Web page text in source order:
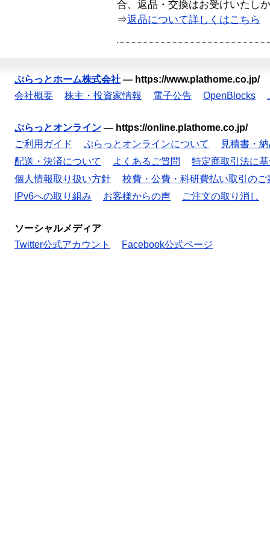
合、返品・交換はお受けいたし
⇒返品について詳しくはこちら
ぷらっとホーム株式会社 — https://www.plathome.co.jp/
会社概要
株主・投資家情報 電子公告 OpenBlocks
ぷらっとオンライン — https://online.plathome.co.jp/
ご利用ガイド
ぷらっとオンラインについて
見積書・
配送・決済について
よくあるご質問
特定商取引法に
個人情報取り扱い方針
校費・公費・科研費払い取引のご
IPv6への取り組み
お客様からの声 ご注文の取り消し
ソーシャルメディア
Twitter公式アカウント
Facebook公式ページ